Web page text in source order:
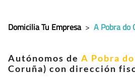
Domicilia Tu Empresa > A Pobra do
Autónomos de A Pobra
Coruña) con dirección